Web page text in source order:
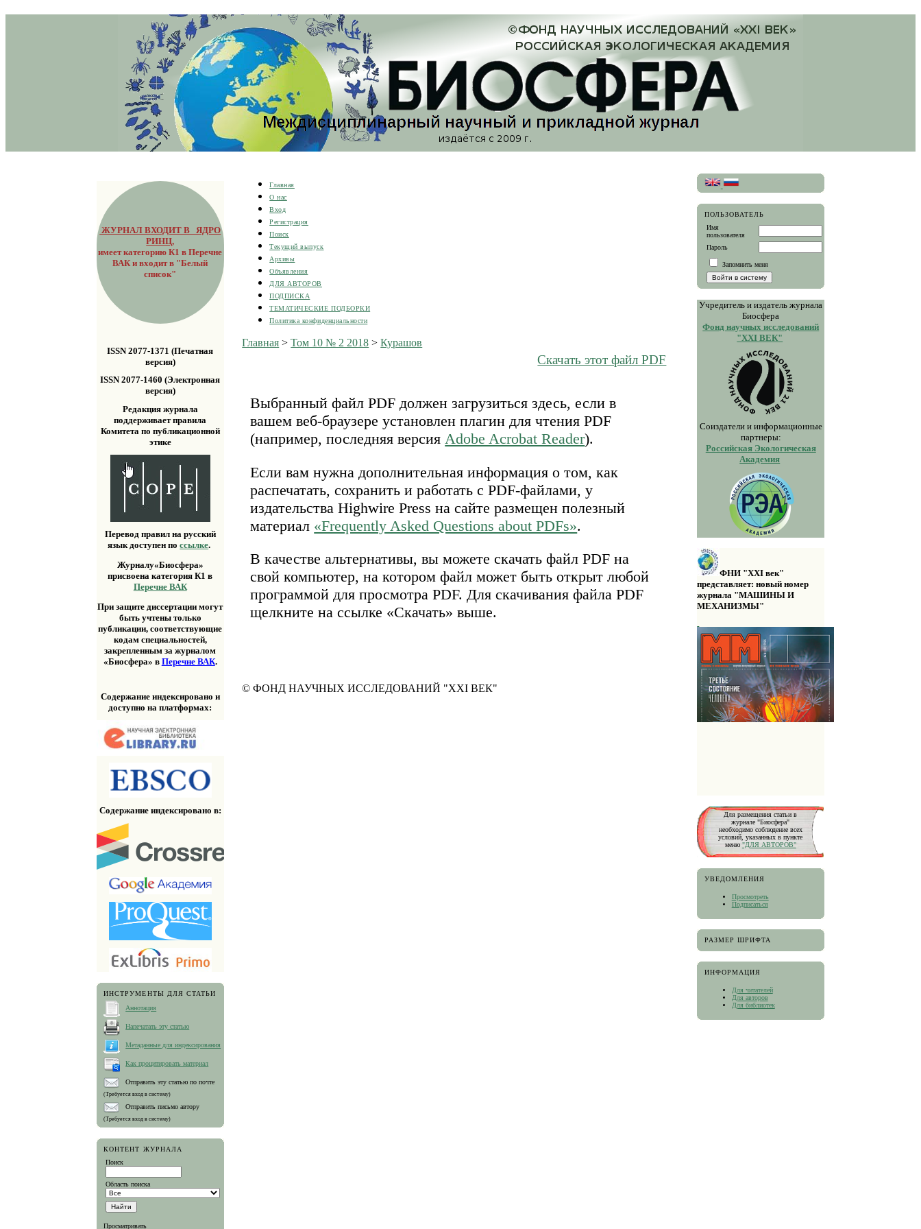
ЖУРНАЛ ВХОДИТ В ЯДРО
РИНЦ,
имеет категорию К1 в Перечне
ВАК и входит в "Белый
список"
ISSN 2077-1371 (Печатная
версия)
ISSN 2077-1460 (Электронная
версия)
Редакция журнала
поддерживает правила
Комитета по публикационной
этике
Перевод правил на русский
язык доступен поссылке.
Журналу«Биосфера»
присвоена категория К1 в
Перечне ВАК
При защите диссертации могут
быть учтены только
публикации, соответствующие
кодам специальностей,
закрепленным за журналом
«Биосфера» в Перечне ВАК.
Содержание индексировано и
доступно на платформах:
Содержание индексировано в:
ИНСТРУМЕНТЫ ДЛЯ СТАТЬИ
Аннотация
Напечатать эту статью
Метаданные для индексирования
Как процитировать материал
Отправить эту статью по почте
(Требуется вход в систему)
Отправить письмо автору
(Требуется вход в систему)
КОНТЕНТ ЖУРНАЛА
Поиск
Область поиска
Просматривать
ПОЛЬЗОВАТЕЛЬ
Имя
пользователя
Пароль
Запомнить меня
Учредитель и издатель журнала
Биосфера
Фонд научных исследований
"XXI ВЕК"
Соиздатели и информационные
партнеры:
Российская Экологическая
Академия
ФНИ "XXI век"
представляет: новый номер
журнала "МАШИНЫ И
МЕХАНИЗМЫ"
Для размещения статьи в
журнале "Биосфера"
необходимо соблюдение всех
условий, указанных в пункте
меню "ДЛЯ АВТОРОВ"
УВЕДОМЛЕНИЯ
Просмотреть
Подписаться
РАЗМЕР ШРИФТА
ИНФОРМАЦИЯ
Для читателей
Для авторов
Для библиотек
Главная
О нас
Вход
Регистрация
Поиск
Текущий выпуск
Архивы
Объявления
ДЛЯ АВТОРОВ
ПОДПИСКА
ТЕМАТИЧЕСКИЕ ПОДБОРКИ
Политика конфиденциальности
Главная >Том 10 № 2 2018 >Курашов
Скачать этот файл PDF
Выбранный файл PDF должен загрузиться здесь, если в
вашем веб-браузере установлен плагин для чтения PDF
(например, последняя версияAdobe Acrobat Reader).
Если вам нужна дополнительная информация о том, как
распечатать, сохранить и работать с PDF-файлами, у
издательства Highwire Press на сайте размещен полезный
материал «Frequently Asked Questions about PDFs».
В качестве альтернативы, вы можете скачать файл PDF на
свой компьютер, на котором файл может быть открыт любой
программой для просмотра PDF. Для скачивания файла PDF
щелкните на ссылке «Скачать» выше.
© ФОНД НАУЧНЫХ ИССЛЕДОВАНИЙ "XXI ВЕК"